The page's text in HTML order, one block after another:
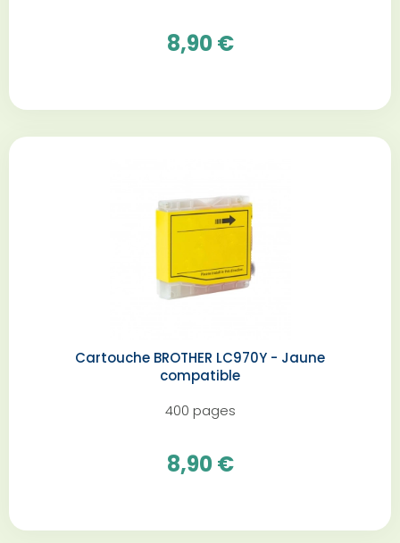
8,90 €
Cartouche BROTHER LC970Y - Jaune
compatible
400 pages
8,90 €